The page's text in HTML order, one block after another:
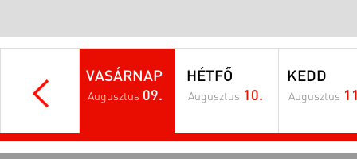
VASÁRNAP
Augusztus 09.
HÉTFŐ
Augusztus 10.
KEDD
Augusztus